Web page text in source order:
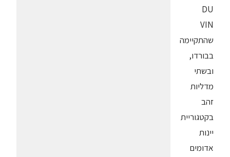
DU
VIN
שהתקיימה
בבורדו,
ובשתי
מדליות
זהב
בקטגוריית
יינות
אדומים